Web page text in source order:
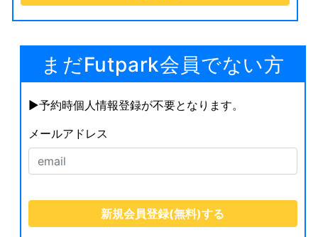
まだFutpark会員でない方
▶︎予約時個人情報登録が不要となります。
メールアドレス